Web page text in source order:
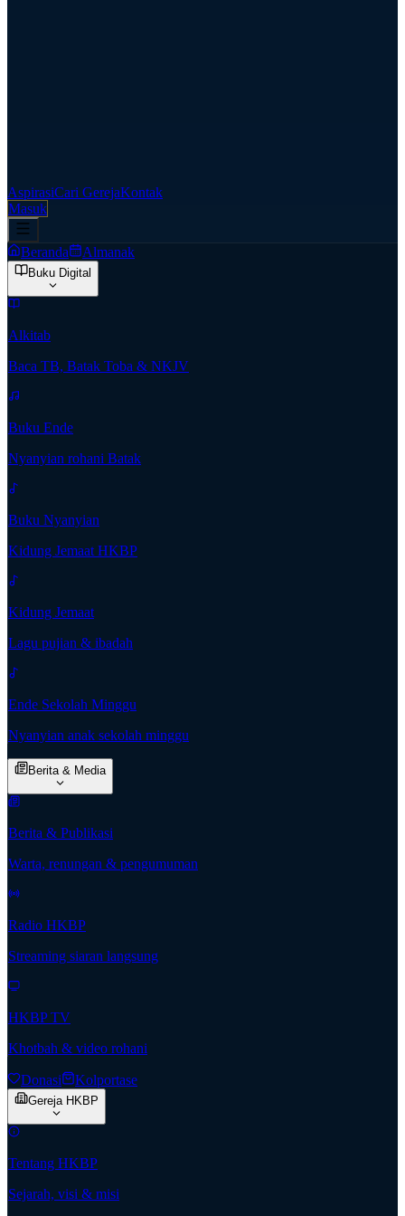
AspirasiCari GerejaKontak
Masuk
Beranda Almanak
Buku Digital
Alkitab
Baca TB, Batak Toba & NKJV
Buku Ende
Nyanyian rohani Batak
Buku Nyanyian
Kidung Jemaat HKBP
Kidung Jemaat
Lagu pujian & ibadah
Ende Sekolah Minggu
Nyanyian anak sekolah minggu
Berita & Media
Berita & Publikasi
Warta, renungan & pengumuman
Radio HKBP
Streaming siaran langsung
HKBP TV
Khotbah & video rohani
Donasi Kolportase
Gereja HKBP
Tentang HKBP
Sejarah, visi & misi